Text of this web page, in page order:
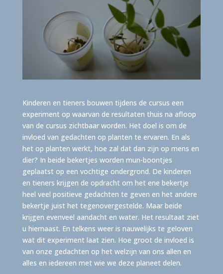
Kinderen en tieners bouwen tijdens de cursus een
experiment op waarvan de resultaten thuis na afloop
van de cursus zichtbaar worden. Het doel is om de
invloed van gedachten op planten te ervaren. En als
het op planten werkt, hoe zal dat dan zijn op mens en
dier? In beide bekertjes worden mun-boontjes
geplaatst op een vochtige ondergrond. De kinderen
en tieners krijgen de opdracht om het ene bekertje
heel veel positieve gedachten te geven en het andere
bekertje juist het tegenovergestelde. Maar beide
krijgen evenveel aandacht en water. Het resultaat ziet
u hiernaast. En telkens weer is nauwelijks te geloven
wat dit experiment laat zien. Hoe groot de invloed is
van onze gedachten op het welzijn van ons allen en
alles en iedereen met wie we deze planeet delen.